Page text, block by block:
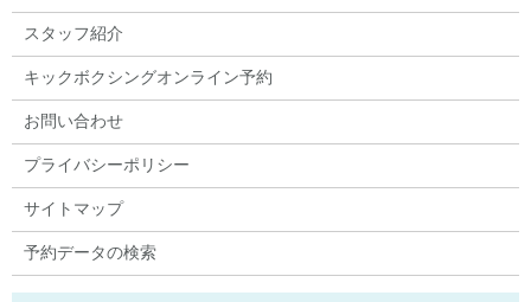
スタッフ紹介
キックボクシングオンライン予約
お問い合わせ
プライバシーポリシー
サイトマップ
予約データの検索